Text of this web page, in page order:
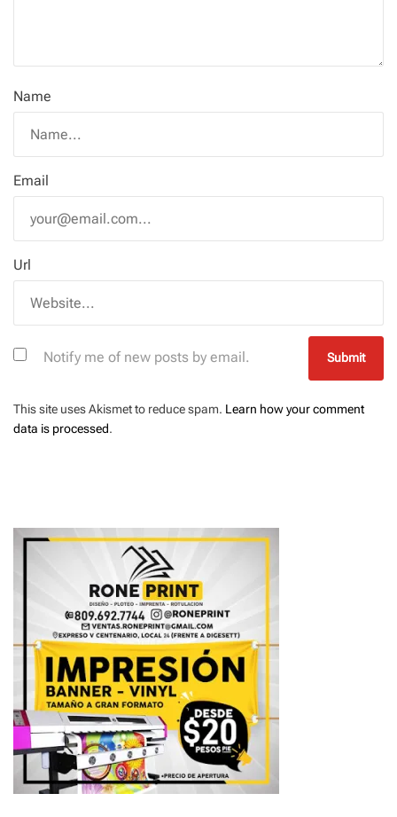
Name
Email
Url
Notify me of new posts by email.
This site uses Akismet to reduce spam. Learn how your comment
data is processed.